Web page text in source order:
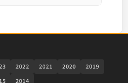
2022 2021 2020
2019
2014